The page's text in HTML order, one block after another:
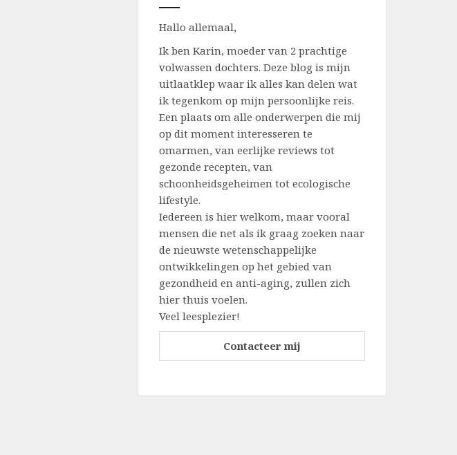
Hallo allemaal,
Ik ben Karin, moeder van 2 prachtige
volwassen dochters. Deze blog is mijn
uitlaatklep waar ik alles kan delen wat
ik tegenkom op mijn persoonlijke reis.
Een plaats om alle onderwerpen die mij
op dit moment interesseren te
omarmen, van eerlijke reviews tot
gezonde recepten, van
schoonheidsgeheimen tot ecologische
lifestyle.
Iedereen is hier welkom, maar vooral
mensen die net als ik graag zoeken naar
de nieuwste wetenschappelijke
ontwikkelingen op het gebied van
gezondheid en anti-aging, zullen zich
hier thuis voelen.
Veel leesplezier!
Contacteer mij